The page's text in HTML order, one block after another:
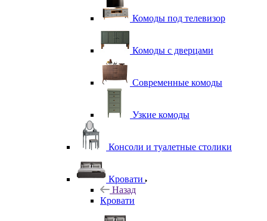
Комоды под телевизор
Комоды с дверцами
Современные комоды
Узкие комоды
Консоли и туалетные столики
Кровати
Назад
Кровати